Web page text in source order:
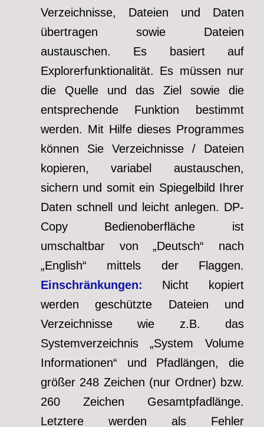
Verzeichnisse, Dateien und Daten
übertragen sowie Dateien
austauschen. Es basiert auf
Explorerfunktionalität. Es müssen nur
die Quelle und das Ziel sowie die
entsprechende Funktion bestimmt
werden. Mit Hilfe dieses Programmes
können Sie Verzeichnisse / Dateien
kopieren, variabel austauschen,
sichern und somit ein Spiegelbild Ihrer
Daten schnell und leicht anlegen. DP-
Copy Bedienoberfläche ist
umschaltbar von „Deutsch“ nach
„English“ mittels der Flaggen.
Einschränkungen: Nicht kopiert
werden geschützte Dateien und
Verzeichnisse wie z.B. das
Systemverzeichnis „System Volume
Informationen“ und Pfadlängen, die
größer 248 Zeichen (nur Ordner) bzw.
260 Zeichen Gesamtpfadlänge.
Letztere werden als Fehler